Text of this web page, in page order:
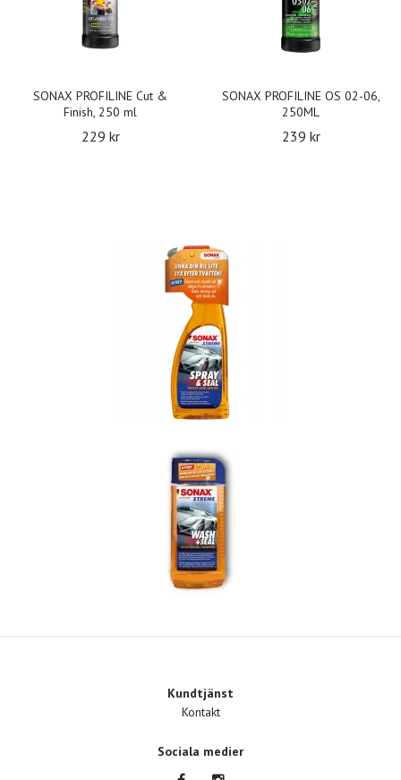
SONAX PROFILINE Cut &
Finish, 250 ml
229 kr
SONAX PROFILINE OS 02-06,
250ML
239 kr
Kundtjänst
Kontakt
Sociala medier